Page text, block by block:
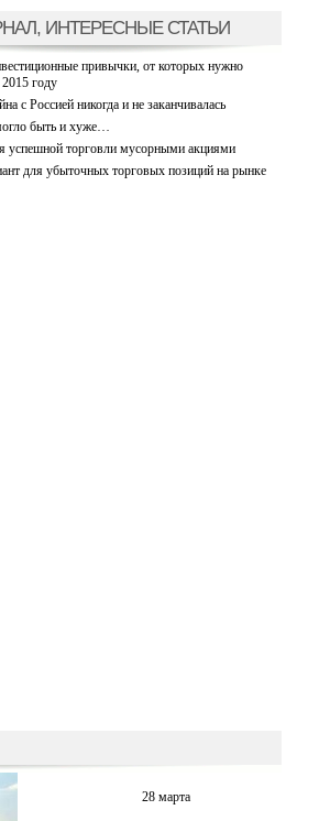
ИНТЕРЕСНЫЕ СТАТЬИ
привычки, от которых нужно
2015 году
с Россией никогда и не заканчивалась
быть и хуже…
успешной торговли мусорными акциями
для убыточных торговых позиций на рынке
28 марта